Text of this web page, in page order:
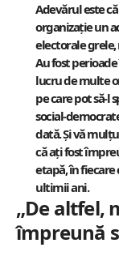
Adevărul este
organizație un
electorale
Au fost
lucru de multe
pe care pot să-l
social-
dată. Și vă
că ați fost
etapă, în
ultimii ani.
„De altfel,
împreună